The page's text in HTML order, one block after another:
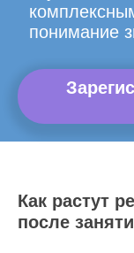
понимание
Как растут
после